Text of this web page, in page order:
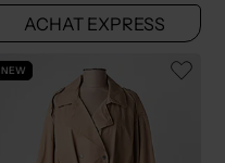
ACHAT EXPRESS
NEW